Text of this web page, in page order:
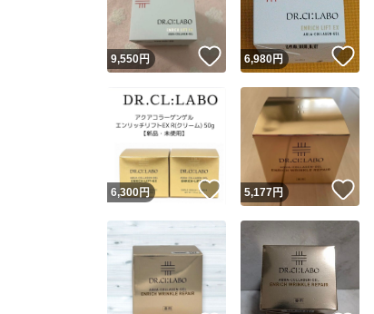
安
9,550円 いいね！
6,980円
6,300円 いいね！
5,177円